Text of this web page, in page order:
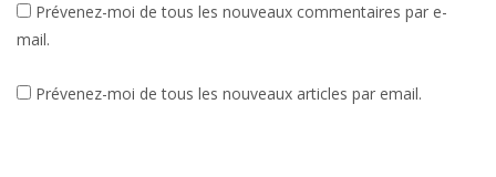
Prévenez-moi de tous les nouveaux commentaires par e-
mail.
Prévenez-moi de tous les nouveaux articles par email.